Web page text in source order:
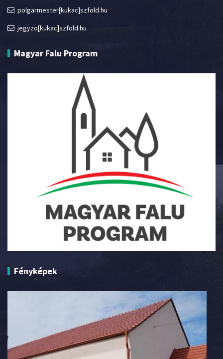
polgarmester[kukac]szfold.hu
jegyzo[kukac]szfold.hu
Magyar Falu Program
Fényképek